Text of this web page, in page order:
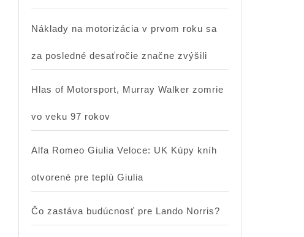
Náklady na motorizácia v prvom roku sa
za posledné desaťročie značne zvýšili
Hlas of Motorsport, Murray Walker zomrie
vo veku 97 rokov
Alfa Romeo Giulia Veloce: UK Kúpy kníh
otvorené pre teplú Giulia
Čo zastáva budúcnosť pre Lando Norris?